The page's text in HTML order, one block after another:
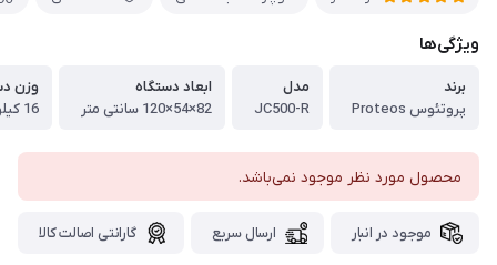
ویژگی‌ها
برند
پروتئوس Proteos
مدل
JC500-R
ابعاد دستگاه
82×54×120 سانتی متر
وزن
16 کیلوگرم
محصول مورد نظر موجود نمی‌باشد.
موجود در انبار ارسال سریع گارانتی اصالت کالا